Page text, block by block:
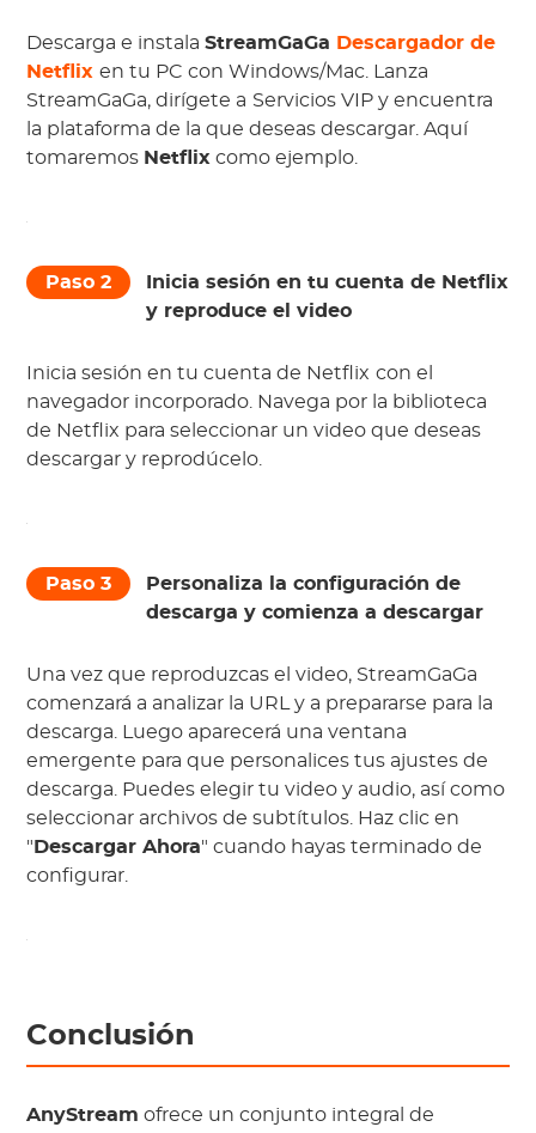
Descarga e instalaStreamGaGa
Descargador de
Netflix en tu PC con Windows/Mac. Lanza
StreamGaGa, dirígete a Servicios VIP y encuentra
la plataforma de la que deseas descargar. Aquí
tomaremos Netflix como ejemplo.
Paso 2
Inicia sesión en tu cuenta de Netflix
y reproduce el video
Inicia sesión en tu cuenta de Netflix con el
navegador incorporado. Navega por la biblioteca
de Netflix para seleccionar un video que deseas
descargar y reprodúcelo.
Paso 3
Personaliza la configuración de
descarga y comienza a descargar
Una vez que reproduzcas el video, StreamGaGa
comenzará a analizar la URL y a prepararse para la
descarga. Luego aparecerá una ventana
emergente para que personalices tus ajustes de
descarga. Puedes elegir tu video y audio, así como
seleccionar archivos de subtítulos. Haz clic en
" Descargar Ahora" cuando hayas terminado de
configurar.
Conclusión
AnyStream ofrece un conjunto integral de